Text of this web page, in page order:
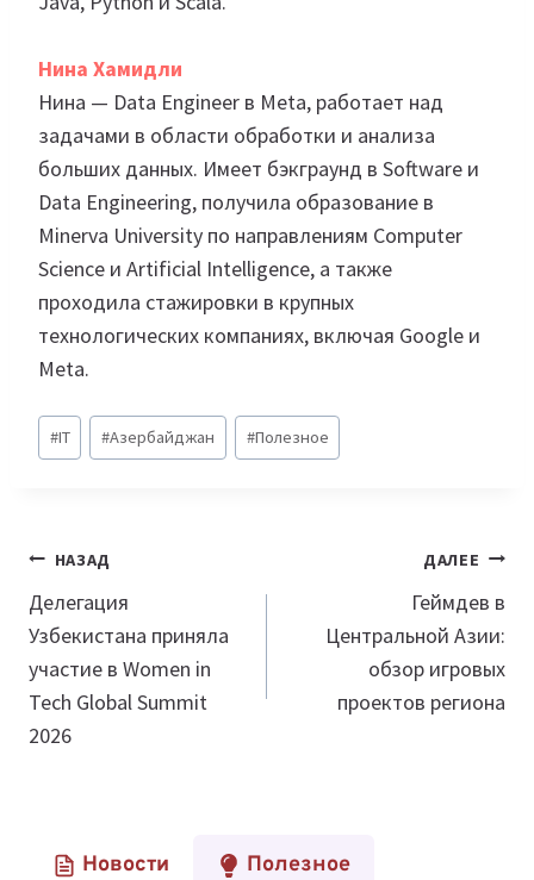
Нина Хамидли
Нина — Data Engineer в Meta, работает над
задачами в области обработки и анализа
больших данных. Имеет бэкграунд в Software и
Data Engineering, получила образование в
Minerva University по направлениям Computer
Science и Artificial Intelligence, а также
проходила стажировки в крупных
технологических компаниях, включая Google и
Meta.
Метки
записи:
#IT #Азербайджан #Полезное
Навигация
по
записям
НАЗАД
Делегация
Узбекистана приняла
участие в Women in
Tech Global Summit
2026
ДАЛЕЕ
Геймдев в
Центральной Азии:
обзор игровых
проектов региона
Новости Полезное